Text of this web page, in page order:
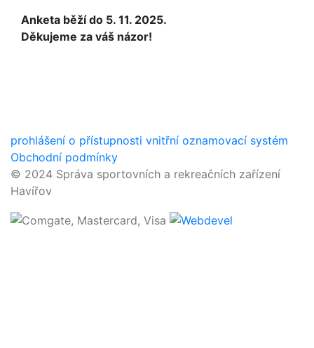
Anketa běží do 5. 11. 2025.
Děkujeme za váš názor!
prohlášení o přístupnosti vnitřní oznamovací systém
Obchodní podmínky
© 2024 Správa sportovních a rekreačních zařízení
Havířov